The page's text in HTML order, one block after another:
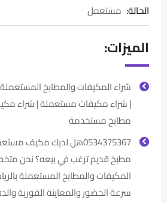
الحالة: مستعمل
الميزات:
| شراء مكيفات مستعملة | شراء
مطابخ مستخدمة
0534375367هل لديك
مطبخ قديم ترغب في بيعه؟ نحن
المكيفات والمطابخ المستعملة
سرعة الحضور والمعاينة الفورية